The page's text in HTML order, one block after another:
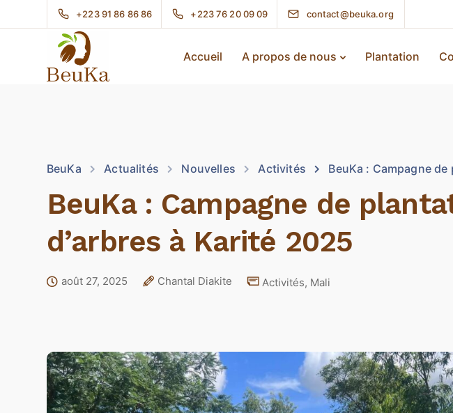
+223 91 86 86 86 +223 76 20 09 09 contact@beuka.org
Accueil A propos de nous Plantation
BeuKa Actualités Nouvelles Activités BeuKa : Campagne
BeuKa : Campagne de
d’arbres à Karité 2025
août 27, 2025 Chantal Diakite Activités, Mali